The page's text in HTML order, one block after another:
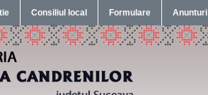
Consiliul local Formulare Anunturi